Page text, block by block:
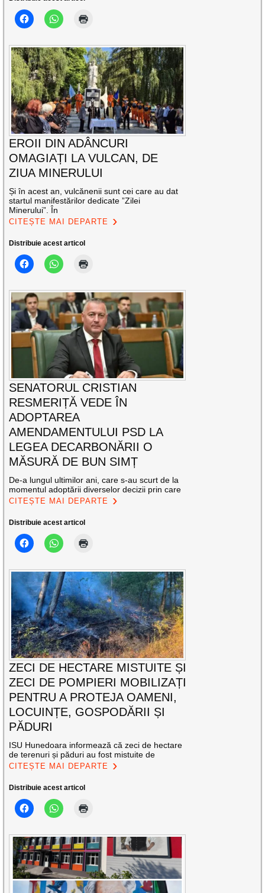
EROII DIN ADÂNCURI
OMAGIAȚI LA VULCAN, DE
ZIUA MINERULUI
Și în acest an, vulcănenii sunt cei care au dat
startul manifestărilor dedicate ”Zilei
Minerului”. În
CITEȘTE MAI DEPARTE
Distribuie acest articol
SENATORUL CRISTIAN
RESMERIȚĂ VEDE ÎN
ADOPTAREA
AMENDAMENTULUI PSD LA
LEGEA DECARBONĂRII O
MĂSURĂ DE BUN SIMȚ
De-a lungul ultimilor ani, care s-au scurt de la
momentul adoptării diverselor decizii prin care
CITEȘTE MAI DEPARTE
Distribuie acest articol
ZECI DE HECTARE MISTUITE ȘI
ZECI DE POMPIERI MOBILIZAȚI
PENTRU A PROTEJA OAMENI,
LOCUINȚE, GOSPODĂRII ȘI
PĂDURI
ISU Hunedoara informează că zeci de hectare
de terenuri și păduri au fost mistuite de
CITEȘTE MAI DEPARTE
Distribuie acest articol